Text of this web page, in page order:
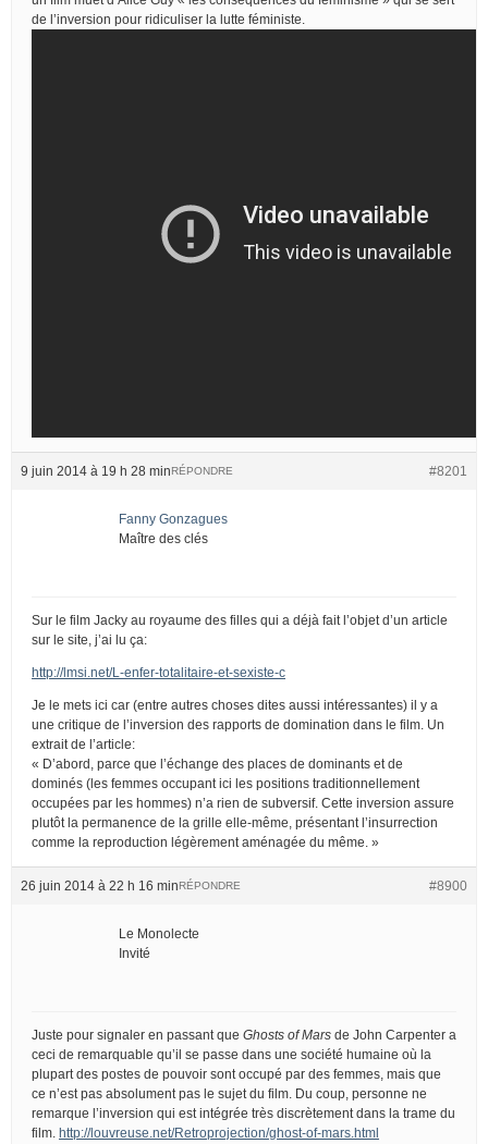
de l’inversion pour ridiculiser la lutte féministe.
9 juin 2014 à 19 h 28 min #8201
RÉPONDRE
Fanny Gonzagues
Maître des clés
Sur le film Jacky au royaume des filles qui a déjà fait l’objet d’un article
sur le site, j’ai lu ça:
http://lmsi.net/L-enfer-totalitaire-et-sexiste-c
Je le mets ici car (entre autres choses dites aussi intéressantes) il y a
une critique de l’inversion des rapports de domination dans le film. Un
extrait de l’article:
« D’abord, parce que l’échange des places de dominants et de
dominés (les femmes occupant ici les positions traditionnellement
occupées par les hommes) n’a rien de subversif. Cette inversion assure
plutôt la permanence de la grille elle-même, présentant l’insurrection
comme la reproduction légèrement aménagée du même. »
26 juin 2014 à 22 h 16 min #8900
RÉPONDRE
Le Monolecte
Invité
Juste pour signaler en passant que Ghosts of Mars de John Carpenter a
ceci de remarquable qu’il se passe dans une société humaine où la
plupart des postes de pouvoir sont occupé par des femmes, mais que
ce n’est pas absolument pas le sujet du film. Du coup, personne ne
remarque l’inversion qui est intégrée très discrètement dans la trame du
film. http://louvreuse.net/Retroprojection/ghost-of-mars.html